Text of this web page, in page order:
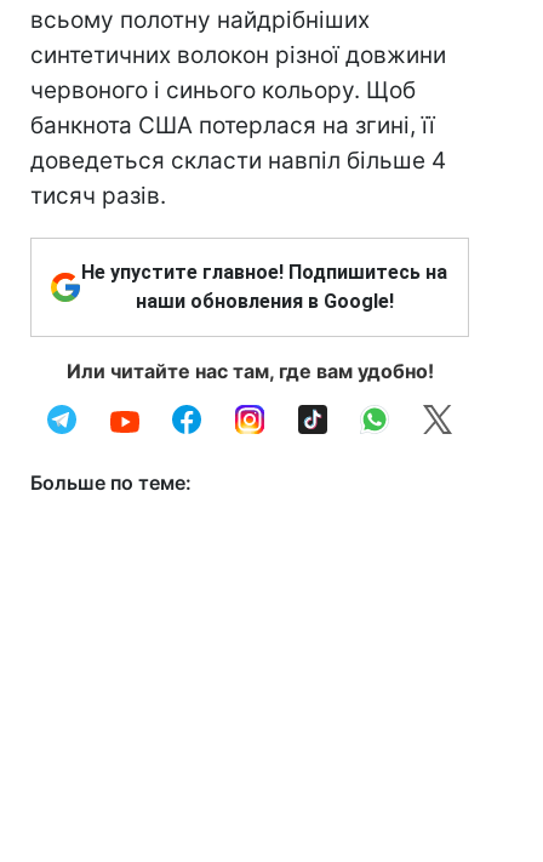
всьому полотну найдрібніших
синтетичних волокон різної довжини
червоного і синього кольору. Щоб
банкнота США потерлася на згині, її
доведеться скласти навпіл більше 4
тисяч разів.
Не упустите главное! Подпишитесь на
наши обновления в Google!
Или читайте нас там, где вам удобно!
Больше по теме: